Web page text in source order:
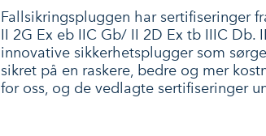
Fallsikringspluggen har sertifiseringer
II 2G Ex eb IIC Gb/ II 2D Ex tb IIIC
innovative sikkerhetsplugger som
sikret på en raskere, bedre og mer
for oss, og de vedlagte sertifiseringer